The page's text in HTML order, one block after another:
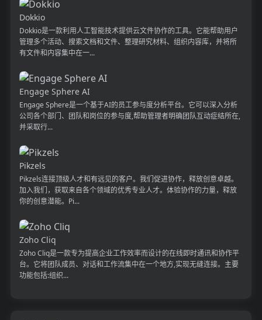
Dokkio
Dokkio是一款利用人工智能技术提供云文件协作的工具。它能帮助用户
管理多个活动、搜索文档和文件、整理研究材料、组织内容库，并将所
有文件和内容集中在一...
Engage Sphere AI
Engage Sphere是一个基于AI的员工参与度分析平台。它可以深入分析
公司各个部门、团队和岗位的参与度,帮助管理者明确团队互动症结所在,
并采取行...
Pikzels
Pikzels连接顶级人才和有远见的客户。我们促进协作，释放创意卓越。
加入我们，获取来自各个领域的优秀专业人才。体验协作的力量，释放
你的创意潜能。Pi...
Zoho Cliq
Zoho Cliq是一款专为提高企业工作效率而设计的在线即时通讯和协作平
台。它将团队成员、对话和工作流集中在一个地方,实现无缝连接。主要
功能包括:组织...